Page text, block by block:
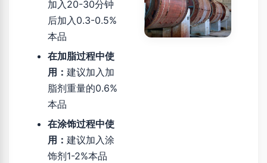
加入20-30分钟
后加入0.3-0.5%
本品
在加脂过程中使
用： 建议加入加
脂剂重量的0.6%
本品
在涂饰过程中使
用： 建议加入涂
饰剂1-2%本品